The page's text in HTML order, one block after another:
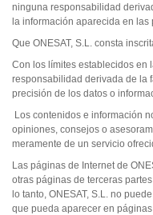
ninguna responsabilidad
la información aparecida en
Que ONESAT, S.L. consta
Con los límites establecidos en
responsabilidad derivada de la
precisión de los datos o
Los contenidos e información
opiniones, consejos o
meramente de un servicio
Las páginas de Internet de
otras páginas de terceras
lo tanto, ONESAT, S.L. no
que pueda aparecer en